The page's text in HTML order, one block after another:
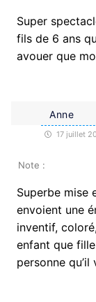
Super
fils de 6 ans
avouer que
Anne
17 juillet
Note :
Superbe mise
envoient une
inventif,
enfant que
personne